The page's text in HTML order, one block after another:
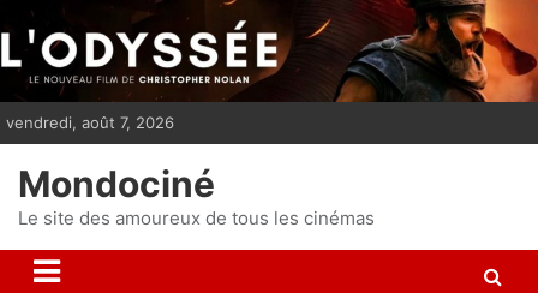
i
p
n
vendredi, août 7, 2026
Mondociné
Le site des amoureux de tous les cinémas